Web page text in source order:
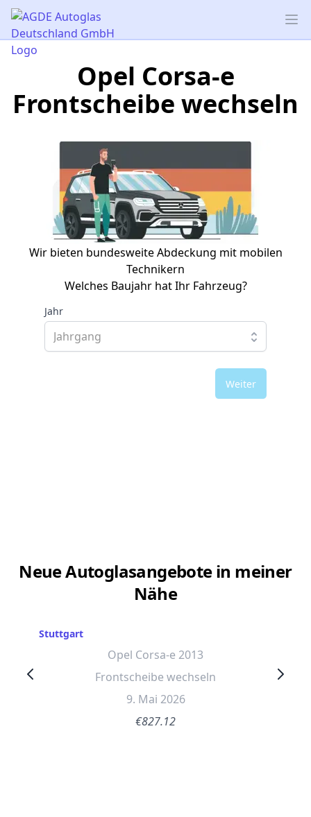
AGDE Autoglas Deutschland GmbH
Opel Corsa-e
Frontscheibe wechseln
Wir bieten bundesweite Abdeckung mit mobilen
Technikern
Welches Baujahr hat Ihr Fahrzeug?
Jahr
Weiter
Neue Autoglasangebote in meiner
Nähe
Stuttgart
Opel Corsa-e 2013
Frontscheibe wechseln
9. Mai 2026
€827.12